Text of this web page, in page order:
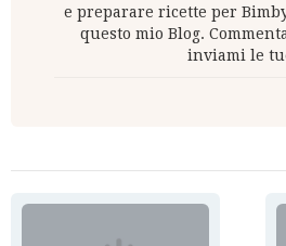
e preparare ricette per
questo mio Blog.
inviami le